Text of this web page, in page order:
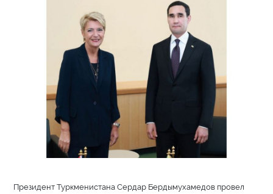
Президент Туркменистана Сердар Бердымухамедов провел